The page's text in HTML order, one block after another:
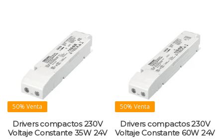
50% Venta
Drivers compactos 230V
Voltaje Constante 35W 24V
50% Venta
Drivers compactos 230V
Voltaje Constante 60W 24V